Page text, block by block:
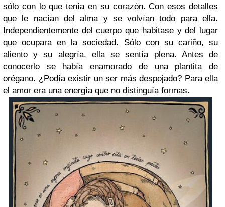
sólo con lo que tenía en su corazón. Con esos detalles
que le nacían del alma y se volvían todo para ella.
Independientemente del cuerpo que habitase y del lugar
que ocupara en la sociedad. Sólo con su cariño, su
aliento y su alegría, ella se sentía plena. Antes de
conocerlo se había enamorado de una plantita de
orégano. ¿Podía existir un ser más despojado? Para ella
el amor era una energía que no distinguía formas.